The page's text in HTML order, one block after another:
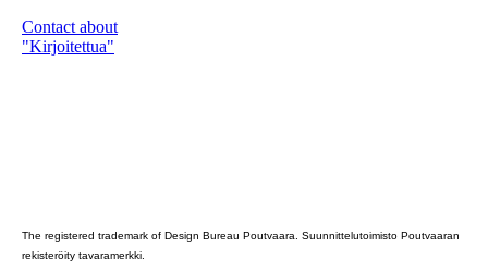
Contact about
"Kirjoitettua"
The registered trademark of Design Bureau Poutvaara. Suunnittelutoimisto Poutvaaran
rekisteröity tavaramerkki.